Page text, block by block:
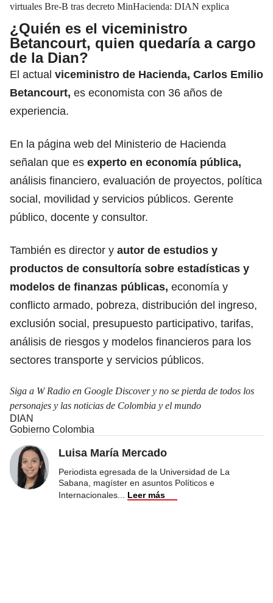
virtuales Bre-B tras decreto MinHacienda: DIAN explica
¿Quién es el viceministro
Betancourt, quien quedaría a cargo
de la Dian?
El actual viceministro de Hacienda, Carlos Emilio
Betancourt, es economista con 36 años de
experiencia.
En la página web del Ministerio de Hacienda
señalan que es experto en economía pública,
análisis financiero, evaluación de proyectos, política
social, movilidad y servicios públicos. Gerente
público, docente y consultor.
También es director y autor de estudios y
productos de consultoría sobre estadísticas y
modelos de finanzas públicas, economía y
conflicto armado, pobreza, distribución del ingreso,
exclusión social, presupuesto participativo, tarifas,
análisis de riesgos y modelos financieros para los
sectores transporte y servicios públicos.
Siga a W Radio en Google Discover y no se pierda de todos los
personajes y las noticias de Colombia y el mundo
DIAN
Gobierno Colombia
Luisa María Mercado
Periodista egresada de la Universidad de La
Sabana, magíster en asuntos Políticos e
Internacionales
Leer más